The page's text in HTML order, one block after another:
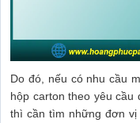
Do đó, nếu có nhu cầu
hộp carton theo yêu cầu
thì cần tìm những đơn